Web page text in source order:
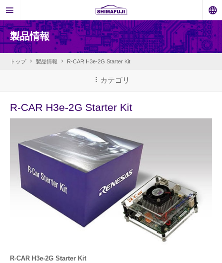
製品情報
トップ 製品情報 R-CAR H3e-2G Starter Kit
カテゴリ
R-CAR H3e-2G Starter Kit
R-CAR H3e-2G Starter Kit